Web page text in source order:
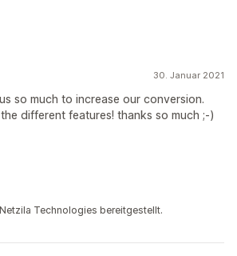
30. Januar 2021
so much to increase our conversion.
different features! thanks so much ;-)
Technologies bereitgestellt.